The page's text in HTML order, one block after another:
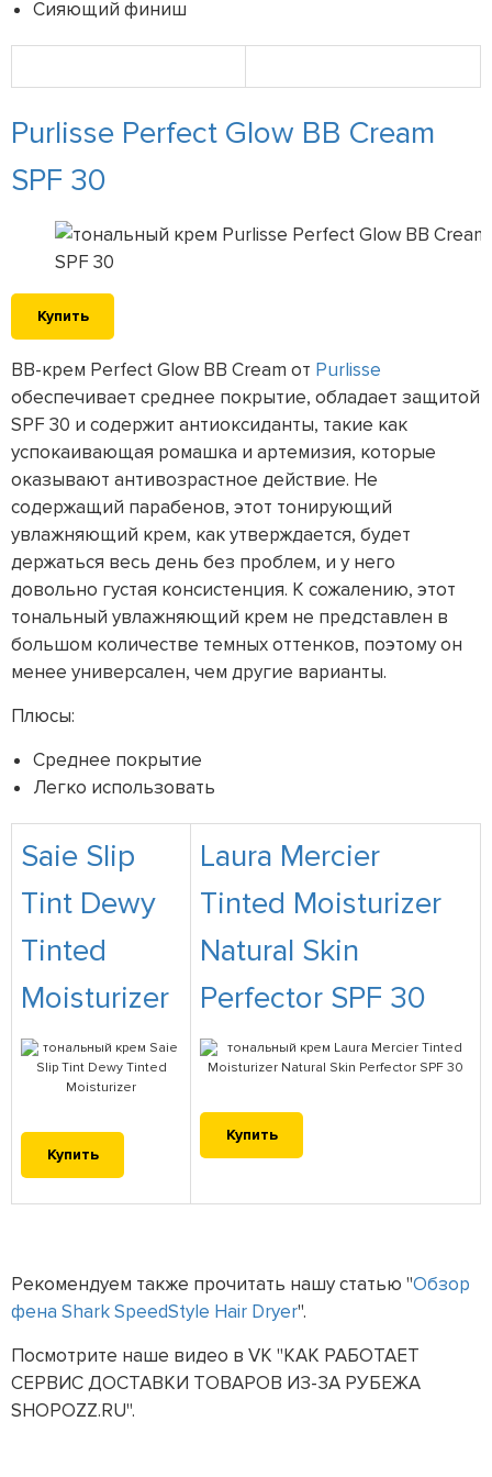
Сияющий финиш
Purlisse Perfect Glow BB Cream
SPF 30
Купить
ВВ-крем Perfect Glow BB Cream от Purlisse
обеспечивает среднее покрытие, обладает защитой
SPF 30 и содержит антиоксиданты, такие как
успокаивающая ромашка и артемизия, которые
оказывают антивозрастное действие. Не
содержащий парабенов, этот тонирующий
увлажняющий крем, как утверждается, будет
держаться весь день без проблем, и у него
довольно густая консистенция. К сожалению, этот
тональный увлажняющий крем не представлен в
большом количестве темных оттенков, поэтому он
менее универсален, чем другие варианты.
Плюсы:
Среднее покрытие
Легко использовать
Saie Slip
Tint Dewy
Tinted
Moisturizer
Купить
Laura Mercier
Tinted Moisturizer
Natural Skin
Perfector SPF 30
Купить
Рекомендуем также прочитать нашу статью "Обзор
фена Shark SpeedStyle Hair Dryer".
Посмотрите наше видео в VK "КАК РАБОТАЕТ
СЕРВИС ДОСТАВКИ ТОВАРОВ ИЗ-ЗА РУБЕЖА
SHOPOZZ.RU".